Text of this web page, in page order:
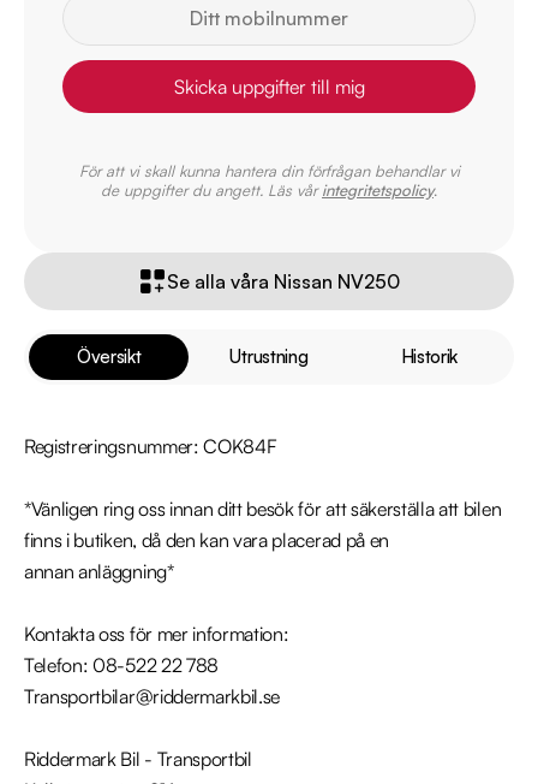
Översikt Utrustning Historik
Registreringsnummer: COK84F
*Vänligen ring oss innan ditt besök för att säkerställa att bilen
finns i butiken, då den kan vara placerad på en
annan anläggning*
Kontakta oss för mer information:
Telefon: 08-522 22 788
Transportbilar@riddermarkbil.se
Riddermark Bil - Transportbil
Skicka uppgifter till mig
För att vi skall kunna hantera din förfrågan behandlar vi
de uppgifter du angett. Läs vårintegritetspolicy.
Se alla våra Nissan NV250